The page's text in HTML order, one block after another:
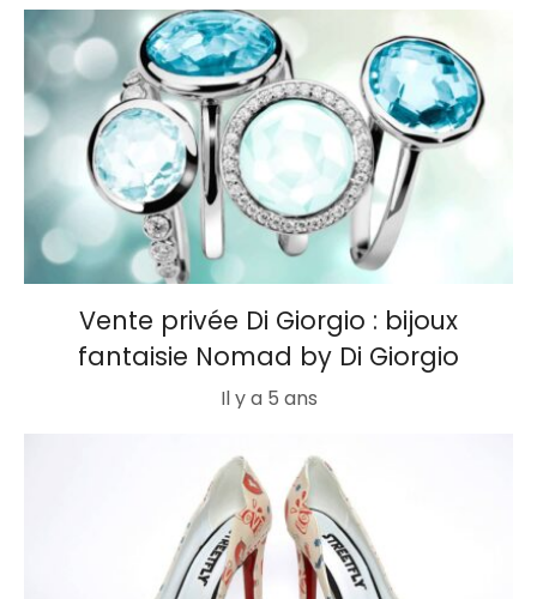
Vente privée Di Giorgio : bijoux
fantaisie Nomad by Di Giorgio
Il y a 5 ans